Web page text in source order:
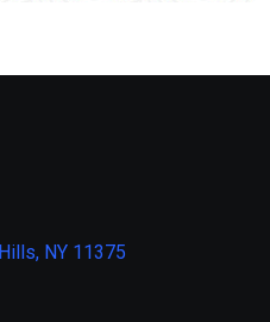
NY 11375